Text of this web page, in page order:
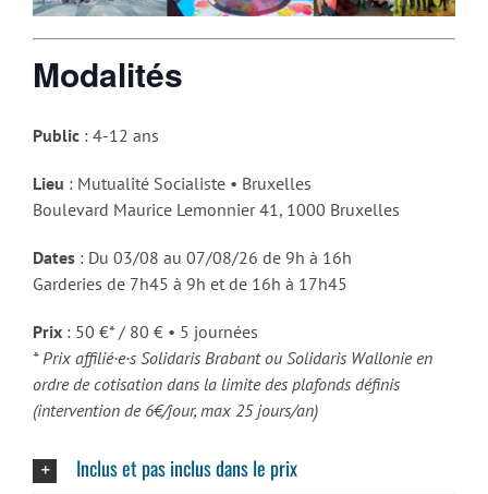
Modalités
Public : 4-12 ans
Lieu : Mutualité Socialiste • Bruxelles
Boulevard Maurice Lemonnier 41, 1000 Bruxelles
Dates : Du 03/08 au 07/08/26 de 9h à 16h
Garderies de 7h45 à 9h et de 16h à 17h45
Prix : 50 €* / 80 € • 5 journées
* Prix affilié·e·s Solidaris Brabant ou Solidaris Wallonie en
ordre de cotisation dans la limite des plafonds définis
(intervention de 6€/jour, max 25 jours/an)
Inclus et pas inclus dans le prix